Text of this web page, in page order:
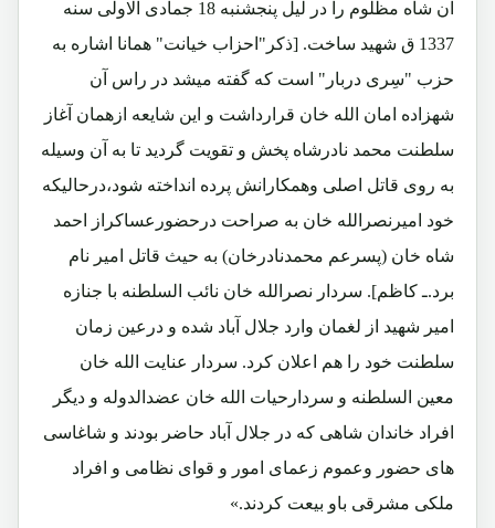
آن شاه مظلوم را در لیل پنجشنبه 18 جمادی الاولی سنه
1337 ق شهید ساخت. [ذکر"احزاب خیانت" همانا اشاره به
حزب "سِری دربار" است که گفته میشد در راس آن
شهزاده امان الله خان قرارداشت و این شایعه ازهمان آغاز
سلطنت محمد نادرشاه پخش و تقویت گردید تا به آن وسیله
به روی قاتل اصلی وهمکارانش پرده انداخته شود،درحالیکه
خود امیرنصرالله خان به صراحت درحضورعساکراز احمد
شاه خان (پسرعم محمدنادرخان) به حیث قاتل امیر نام
برد.ـ کاظم]. سردار نصرالله خان نائب السلطنه با جنازه
امیر شهید از لغمان وارد جلال آباد شده و درعین زمان
سلطنت خود را هم اعلان کرد. سردار عنایت الله خان
معین السلطنه و سردارحیات الله خان عضدالدوله و دیگر
افراد خاندان شاهی که در جلال آباد حاضر بودند و شاغاسی
های حضور وعموم زعمای امور و قوای نظامی و افراد
ملکی مشرقی باو بیعت کردند.»